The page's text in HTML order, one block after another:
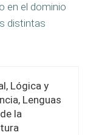
en el dominio
distintas
Lógica y
Lenguas
la